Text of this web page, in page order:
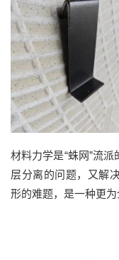
材料力学是“蛛网”流派
层分离的问题，又解
形的难题，是一种更为